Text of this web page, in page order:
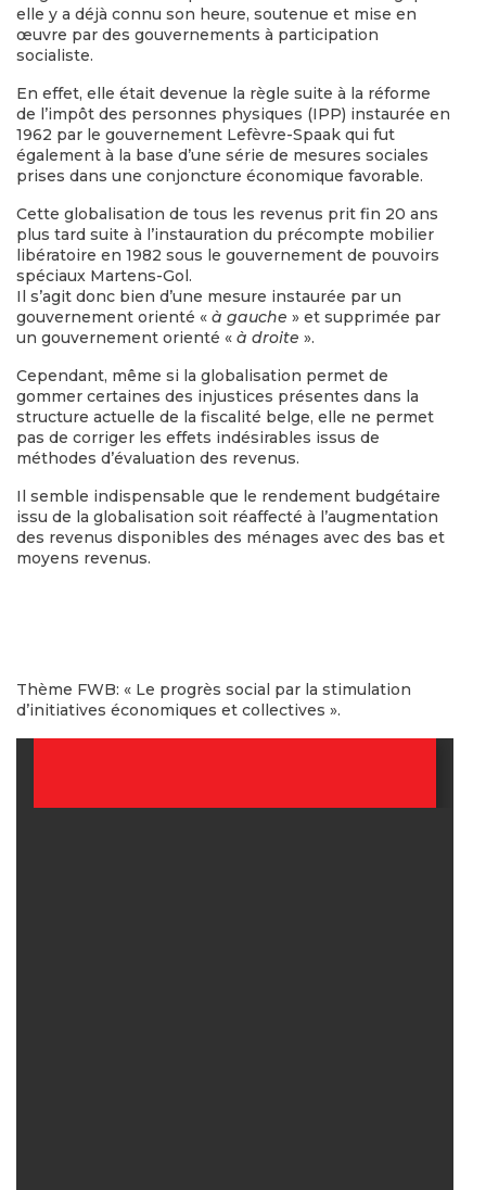
elle y a déjà connu son heure, soutenue et mise en
œuvre par des gouvernements à participation
socialiste.
En effet, elle était devenue la règle suite à la réforme
de l’impôt des personnes physiques (IPP) instaurée en
1962 par le gouvernement Lefèvre-Spaak qui fut
également à la base d’une série de mesures sociales
prises dans une conjoncture économique favorable.
Cette globalisation de tous les revenus prit fin 20 ans
plus tard suite à l’instauration du précompte mobilier
libératoire en 1982 sous le gouvernement de pouvoirs
spéciaux Martens-Gol.
Il s’agit donc bien d’une mesure instaurée par un
gouvernement orienté « à gauche » et supprimée par
un gouvernement orienté « à droite ».
Cependant, même si la globalisation permet de
gommer certaines des injustices présentes dans la
structure actuelle de la fiscalité belge, elle ne permet
pas de corriger les effets indésirables issus de
méthodes d’évaluation des revenus.
Il semble indispensable que le rendement budgétaire
issu de la globalisation soit réaffecté à l’augmentation
des revenus disponibles des ménages avec des bas et
moyens revenus.
Thème FWB: « Le progrès social par la stimulation
d’initiatives économiques et collectives ».